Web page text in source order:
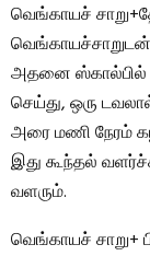
வெங்காயச்
அதனை ஸ்கால்பில்
செய்து, ஒரு
அரை மணி நேரம்
இது கூந்தல்
வளரும்.
வெங்காயச் சாறு+